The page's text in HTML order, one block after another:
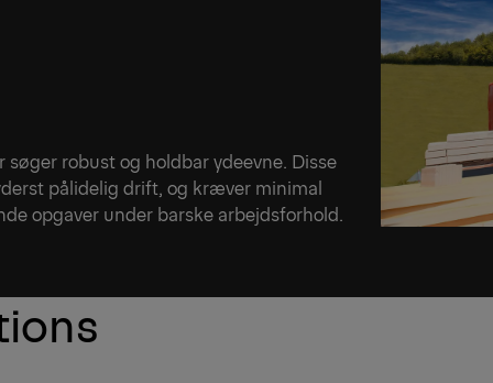
robust og holdbar ydeevne. Disse
pålidelig drift, og kræver minimal
opgaver under barske arbejdsforhold.